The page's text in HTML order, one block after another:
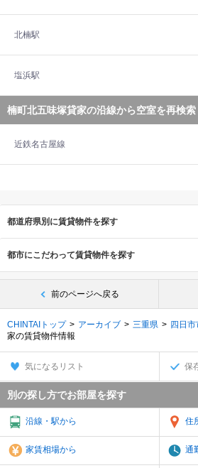
北楠駅
塩浜駅
楠町北五味塚貸家の沿線から空室を再検索
近鉄名古屋線
都道府県別に賃貸物件を探す
都市にこだわって賃貸物件を探す
前のページへ戻る
CHINTAIトップ アーカイブ 三重県 四日市
家の賃貸物件情報
気になるリスト 保
別の探し方でお部屋を探す
沿線・駅から 住
家賃相場から 通